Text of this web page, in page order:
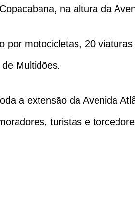
na altura da
por motocicletas, 20
Multidões.
a extensão da Avenida
turistas e